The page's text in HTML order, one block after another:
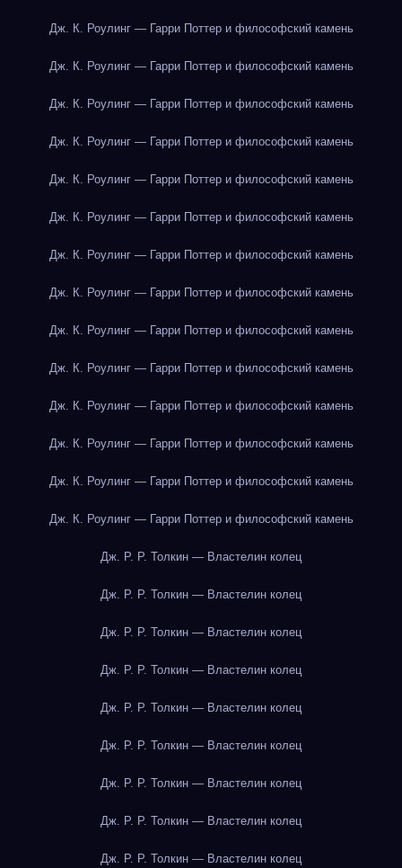
Дж. К. Роулинг — Гарри Поттер и философский камень
Дж. К. Роулинг — Гарри Поттер и философский камень
Дж. К. Роулинг — Гарри Поттер и философский камень
Дж. К. Роулинг — Гарри Поттер и философский камень
Дж. К. Роулинг — Гарри Поттер и философский камень
Дж. К. Роулинг — Гарри Поттер и философский камень
Дж. К. Роулинг — Гарри Поттер и философский камень
Дж. К. Роулинг — Гарри Поттер и философский камень
Дж. К. Роулинг — Гарри Поттер и философский камень
Дж. К. Роулинг — Гарри Поттер и философский камень
Дж. К. Роулинг — Гарри Поттер и философский камень
Дж. К. Роулинг — Гарри Поттер и философский камень
Дж. К. Роулинг — Гарри Поттер и философский камень
Дж. К. Роулинг — Гарри Поттер и философский камень
Дж. Р. Р. Толкин — Властелин колец
Дж. Р. Р. Толкин — Властелин колец
Дж. Р. Р. Толкин — Властелин колец
Дж. Р. Р. Толкин — Властелин колец
Дж. Р. Р. Толкин — Властелин колец
Дж. Р. Р. Толкин — Властелин колец
Дж. Р. Р. Толкин — Властелин колец
Дж. Р. Р. Толкин — Властелин колец
Дж. Р. Р. Толкин — Властелин колец